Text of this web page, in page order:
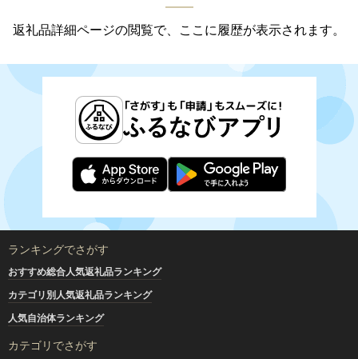
返礼品詳細ページの閲覧で、ここに履歴が表示されます。
ランキングでさがす
おすすめ総合人気返礼品ランキング
カテゴリ別人気返礼品ランキング
人気自治体ランキング
カテゴリでさがす